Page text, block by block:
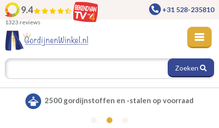
9.4
1323 reviews
+31 528-235810
Zoeken
Alle gordijnen verduisterend leverbaar